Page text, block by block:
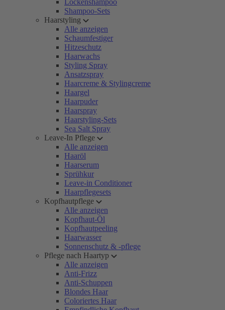
Lockenshampoo
Shampoo-Sets
Haarstyling
Alle anzeigen
Schaumfestiger
Hitzeschutz
Haarwachs
Styling Spray
Ansatzspray
Haarcreme & Stylingcreme
Haargel
Haarpuder
Haarspray
Haarstyling-Sets
Sea Salt Spray
Leave-In Pflege
Alle anzeigen
Haaröl
Haarserum
Sprühkur
Leave-in Conditioner
Haarpflegesets
Kopfhautpflege
Alle anzeigen
Kopfhaut-Öl
Kopfhautpeeling
Haarwasser
Sonnenschutz & -pflege
Pflege nach Haartyp
Alle anzeigen
Anti-Frizz
Anti-Schuppen
Blondes Haar
Coloriertes Haar